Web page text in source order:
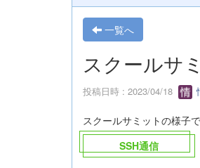
一覧へ
スクールサ
投稿日時 : 2023/04/18
スクールサミットの様子
SSH通信